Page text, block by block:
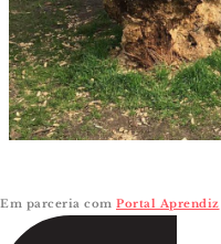
Em parceria com Portal Aprendiz